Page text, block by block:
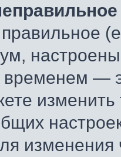
настроены
—
изменить
изменения